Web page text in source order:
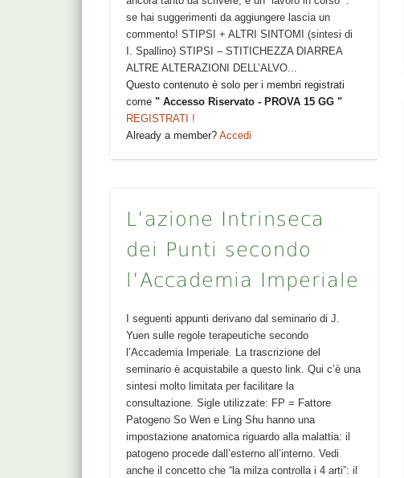
se hai suggerimenti da aggiungere lascia un
commento! STIPSI + ALTRI SINTOMI (sintesi di
I. Spallino) STIPSI – STITICHEZZA DIARREA
ALTRE ALTERAZIONI DELL’ALVO...
Questo contenuto è solo per i membri registrati
come" Accesso Riservato - PROVA 15 GG "
REGISTRATI !
Already a member?Accedi
L’azione Intrinseca
dei Punti secondo
l’Accademia Imperiale
I seguenti appunti derivano dal seminario di J.
Yuen sulle regole terapeutiche secondo
l’Accademia Imperiale. La trascrizione del
seminario è acquistabile a questo link. Qui c’è una
sintesi molto limitata per facilitare la
consultazione. Sigle utilizzate: FP = Fattore
Patogeno So Wen e Ling Shu hanno una
impostazione anatomica riguardo alla malattia: il
patogeno procede dall’esterno all’interno. Vedi
anche il concetto che “la milza controlla i 4 arti”: il